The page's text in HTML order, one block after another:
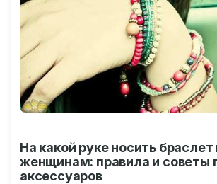
На какой руке носить
женщинам: правила и советы
аксессуаров